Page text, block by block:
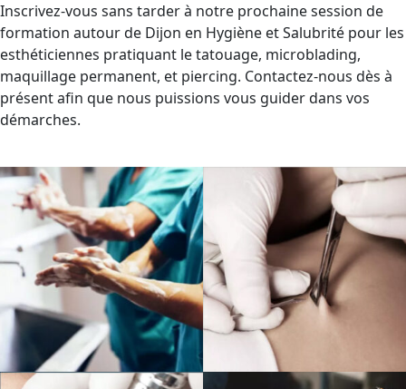
Inscrivez-vous sans tarder à notre prochaine session de
formation autour de Dijon en Hygiène et Salubrité pour les
esthéticiennes pratiquant le tatouage, microblading,
maquillage permanent, et piercing. Contactez-nous dès à
présent afin que nous puissions vous guider dans vos
démarches.